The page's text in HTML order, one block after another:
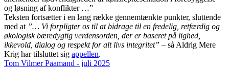
og løsning af konflikter …”
Teksten fortsætter i en lang række gennemtænkte punkter, sluttende
med at ”… Vi forpligter os til at bidrage til en fredelig, retfærdig og
økologisk bæredygtig verdensorden, der er baseret på lighed,
ikkevold, dialog og respekt for alt livs integritet” – så Aldrig Mere
Krig har tilsluttet sig appellen.
Tom Vilmer Paamand - juli 2025